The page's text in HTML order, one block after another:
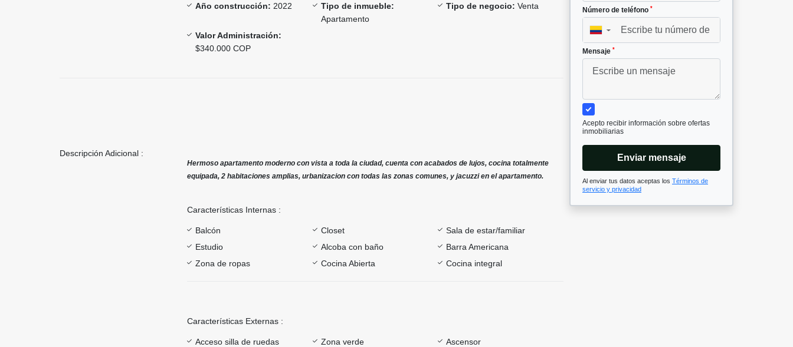
Año construcción: 2022
Tipo de inmueble:
Apartamento
Tipo de negocio: Venta
Valor Administración:
$340.000 COP
Descripción Adicional :
Hermoso apartamento moderno con vista a toda la ciudad, cuenta con acabados de lujos, cocina totalmente
equipada, 2 habitaciones amplias, urbanizacion con todas las zonas comunes, y jacuzzi en el apartamento.
Características Internas :
Balcón Closet
Sala de estar/familiar
Estudio
Alcoba con baño
Barra Americana
Zona de ropas
Cocina Abierta Cocina integral
Características Externas :
Acceso silla de ruedas Zona verde
Ascensor
Número de teléfono *
▼
Mensaje *
Acepto recibir información sobre ofertas
inmobiliarias
Enviar mensaje
Al enviar tus datos aceptas los Términos de
servicio y privacidad